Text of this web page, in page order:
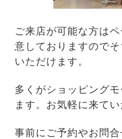
ご来店が可能な方は
意しておりますので
いただけます。
多くがショッピング
ます。お気軽に来て
事前にご予約やお問